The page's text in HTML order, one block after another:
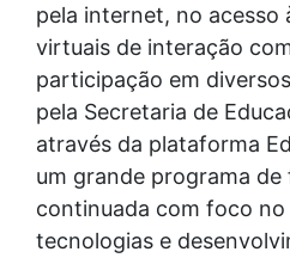
pela internet, no acesso
virtuais de interação
participação em
pela Secretaria de
através da plataforma
um grande programa de
continuada com foco no
tecnologias e